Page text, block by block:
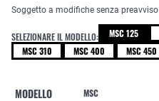
Soggetto a modifiche senza preavviso
SELEZIONARE IL MODELLO: MSC 125
MSC 310
MSC 400 MSC 450
MODELLO MSC